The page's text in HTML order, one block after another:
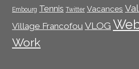
Embourg Tennis Twitter Vacances
Village Francofou VLOG
Work